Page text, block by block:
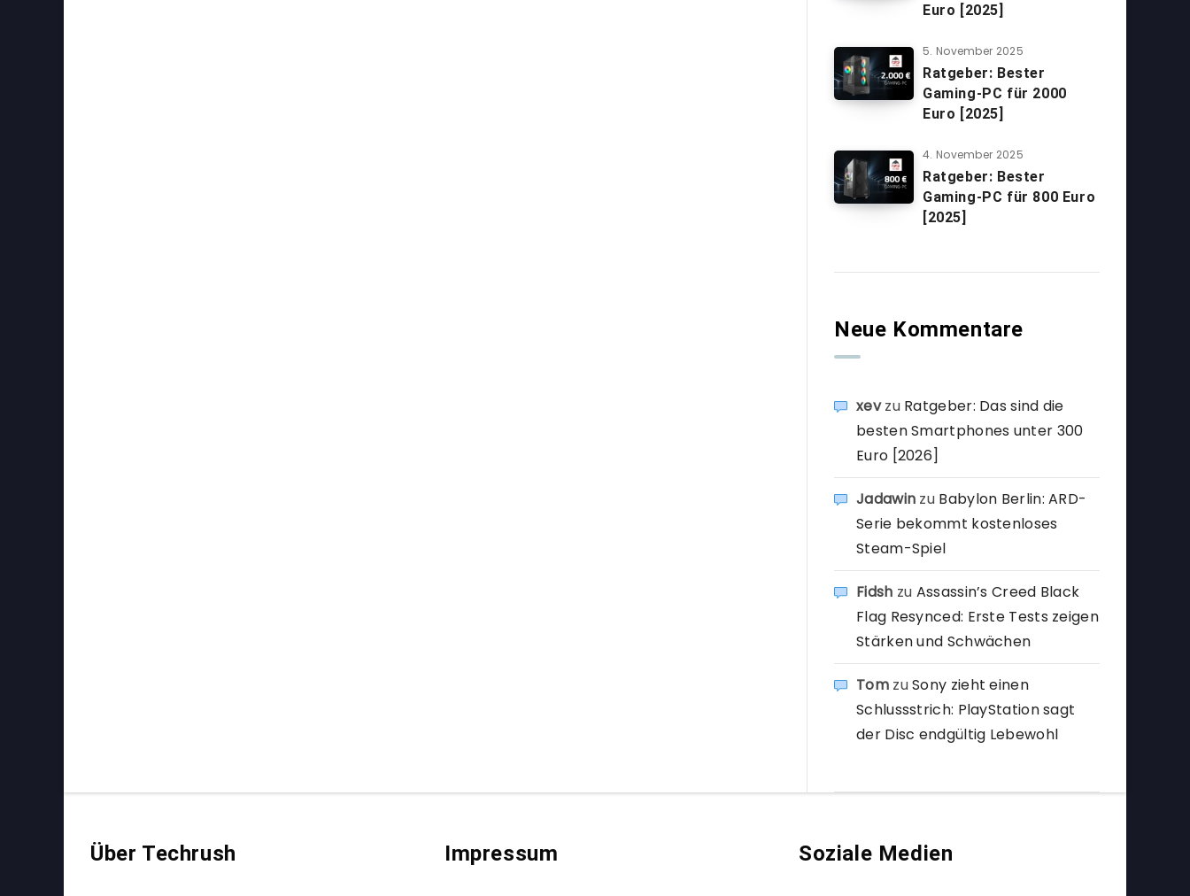
Euro [2025]
5. November 2025
Ratgeber: Bester
Gaming-PC für 2000
Euro [2025]
4. November 2025
Ratgeber: Bester
Gaming-PC für 800 Euro
[2025]
Neue Kommentare
xevzu Ratgeber: Das sind die
besten Smartphones unter 300
Euro [2026]
Jadawin zu Babylon Berlin: ARD-
Serie bekommt kostenloses
Steam-Spiel
Fidsh zu Assassin’s Creed Black
Flag Resynced: Erste Tests zeigen
Stärken und Schwächen
TomzuSony zieht einen
Schlussstrich: PlayStation sagt
der Disc endgültig Lebewohl
Über Techrush Impressum Soziale Medien